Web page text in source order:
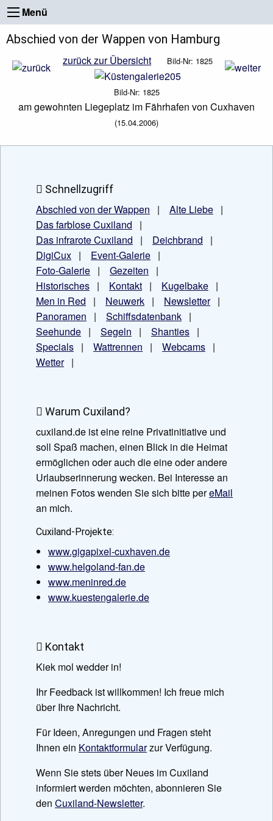
Menü
Abschied von der Wappen von Hamburg
zurück zur Übersicht Bild-Nr: 1825
Bild-Nr: 1825
am gewohnten Liegeplatz im Fährhafen von Cuxhaven
(15.04.2006)
Schnellzugriff
Abschied von der Wappen | Alte Liebe |
Das farblose Cuxiland |
Das infrarote Cuxiland | Deichbrand |
DigiCux | Event-Galerie |
Foto-Galerie | Gezeiten |
Historisches | Kontakt | Kugelbake |
Men in Red | Neuwerk | Newsletter|
Panoramen | Schiffsdatenbank |
Seehunde | Segeln | Shanties |
Specials | Wattrennen | Webcams |
Wetter|
Warum Cuxiland?
cuxiland.de ist eine reine Privatinitiative und
soll Spaß machen, einen Blick in die Heimat
ermöglichen oder auch die eine oder andere
Urlaubserinnerung wecken. Bei Interesse an
meinen Fotos wenden Sie sich bitte pereMail
an mich.
Cuxiland-Projekte:
www.gigapixel-cuxhaven.de
www.helgoland-fan.de
www.meninred.de
www.kuestengalerie.de
Kontakt
Kiek mol wedder in!
Ihr Feedback ist willkommen! Ich freue mich
über Ihre Nachricht.
Für Ideen, Anregungen und Fragen steht
Ihnen ein Kontaktformularzur Verfügung.
Wenn Sie stets über Neues im Cuxiland
informiert werden möchten, abonnieren Sie
den Cuxiland-Newsletter.